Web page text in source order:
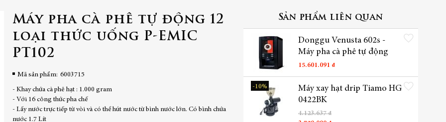
Máy pha cà phê tự động 12
loại thức uống P-EMIC
PT102
Mã sản phẩm 6003715
- Khay chứa cà phê hạt : 1.000 gram
- Với 16 công thức pha chế
- Lấy nước trực tiếp từ vòi và có thể hút nước từ bình nước lớn. Có bình chứa
nước 1.7 Lít
Sản phẩm liên quan
Donggu Venusta 602s -
Máy pha cà phê tự động
15.601.091 ₫
Thêm vào danh sách yêu
-10%
Máy xay hạt drip Tiamo HG
0422BK
4.123.637 ₫
Thêm vào danh sách yêu